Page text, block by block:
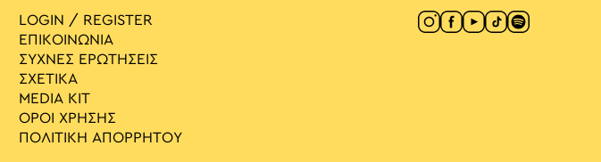
LOGIN / REGISTER
ΕΠΙΚΟΙΝΩΝΙΑ
ΣΥΧΝΕΣ ΕΡΩΤΗΣΕΙΣ
ΣΧΕΤΙΚΑ
MEDIA ΚIT
ΟΡΟΙ ΧΡΗΣΗΣ
ΠΟΛΙΤΙΚΗ ΑΠΟΡΡΗΤΟΥ